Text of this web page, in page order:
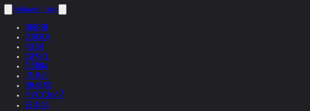
helnwein .com
ENGLISH
DEUTSCH
POLSKI
ESPAÑOL
ČEŠTINA
ITALIANO
FRANÇAIS
РУССКИЙ
日本語